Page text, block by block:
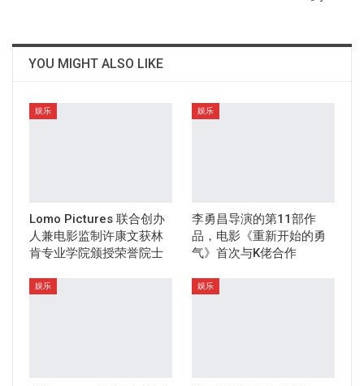
YOU MIGHT ALSO LIKE
娱乐
Lomo Pictures 联合创办
人兼电影监制许康文获林
肯专业学院颁授荣誉院士
娱乐
李勇昌导演的第11部作
品，电影《重新开始的勇
气》首次与K佬合作
娱乐 娱乐